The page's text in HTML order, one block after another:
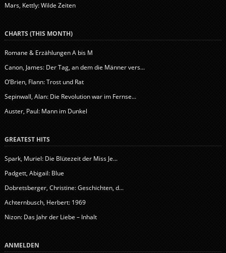
Mars, Kettly: Wilde Zeiten
CHARTS (THIS MONTH)
Romane & Erzählungen A bis M
Canon, James: Der Tag, an dem die Männer vers...
O’Brien, Flann: Trost und Rat
Sepinwall, Alan: Die Revolution war im Fernse...
Auster, Paul: Mann im Dunkel
GREATEST HITS
Spark, Muriel: Die Blütezeit der Miss Je...
Padgett, Abigail: Blue
Dobretsberger, Christine: Geschichten, d...
Achternbusch, Herbert: 1969
Nizon: Das Jahr der Liebe – Inhalt
ANMELDEN